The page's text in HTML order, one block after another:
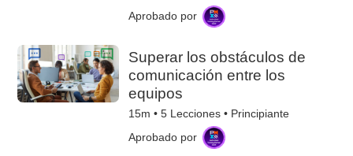
Aprobado por
Superar los obstáculos de
comunicación entre los
equipos
15m •5 Lecciones • Principiante
Aprobado por